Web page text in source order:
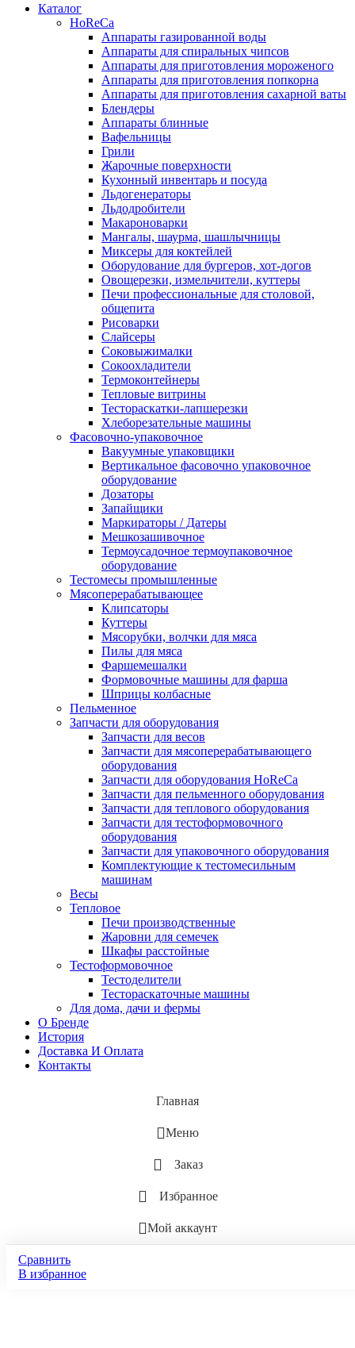
Каталог
HoReCa
Аппараты газированной воды
Аппараты для спиральных чипсов
Аппараты для приготовления мороженого
Аппараты для приготовления попкорна
Аппараты для приготовления сахарной ваты
Блендеры
Аппараты блинные
Вафельницы
Грили
Жарочные поверхности
Кухонный инвентарь и посуда
Льдогенераторы
Льдодробители
Макароноварки
Мангалы, шаурма, шашлычницы
Миксеры для коктейлей
Оборудование для бургеров, хот-догов
Овощерезки, измельчители, куттеры
Печи профессиональные для столовой,
общепита
Рисоварки
Слайсеры
Соковыжималки
Сокоохладители
Термоконтейнеры
Тепловые витрины
Тестораскатки-лапшерезки
Хлеборезательные машины
Фасовочно-упаковочное
Вакуумные упаковщики
Вертикальное фасовочно упаковочное
оборудование
Дозаторы
Запайщики
Маркираторы / Датеры
Мешкозашивочное
Термоусадочное термоупаковочное
оборудование
Тестомесы промышленные
Мясоперерабатывающее
Клипсаторы
Куттеры
Мясорубки, волчки для мяса
Пилы для мяса
Фаршемешалки
Формовочные машины для фарша
Шприцы колбасные
Пельменное
Запчасти для оборудования
Запчасти для весов
Запчасти для мясоперерабатывающего
оборудования
Запчасти для оборудования HoReCa
Запчасти для пельменного оборудования
Запчасти для теплового оборудования
Запчасти для тестоформовочного
оборудования
Запчасти для упаковочного оборудования
Комплектующие к тестомесильным
машинам
Весы
Тепловое
Печи производственные
Жаровни для семечек
Шкафы расстойные
Тестоформовочное
Тестоделители
Тестораскаточные машины
Для дома, дачи и фермы
О Бренде
История
Доставка И Оплата
Контакты
Главная
Меню
Заказ
Избранное
Мой аккаунт
Сравнить
В избранное